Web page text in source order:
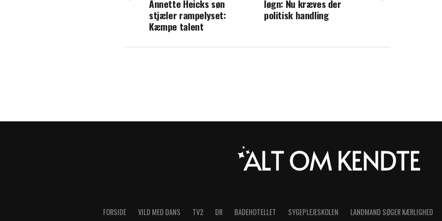
Gustav Salinas afslører: Denne episode var så
grænseoverskridende at han græd
løgn: Nu kræves der
politisk handling
Annette Heicks søn
stjæler rampelyset:
Kæmpe talent
FORSIDE VILD MED DANS TV2 DR BADEHOTELLET SYGEPLEJESKOLEN LANDMAND SØGER KÆRLIGHED